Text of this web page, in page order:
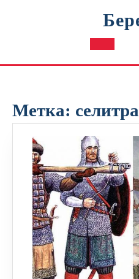
Метка: селитра